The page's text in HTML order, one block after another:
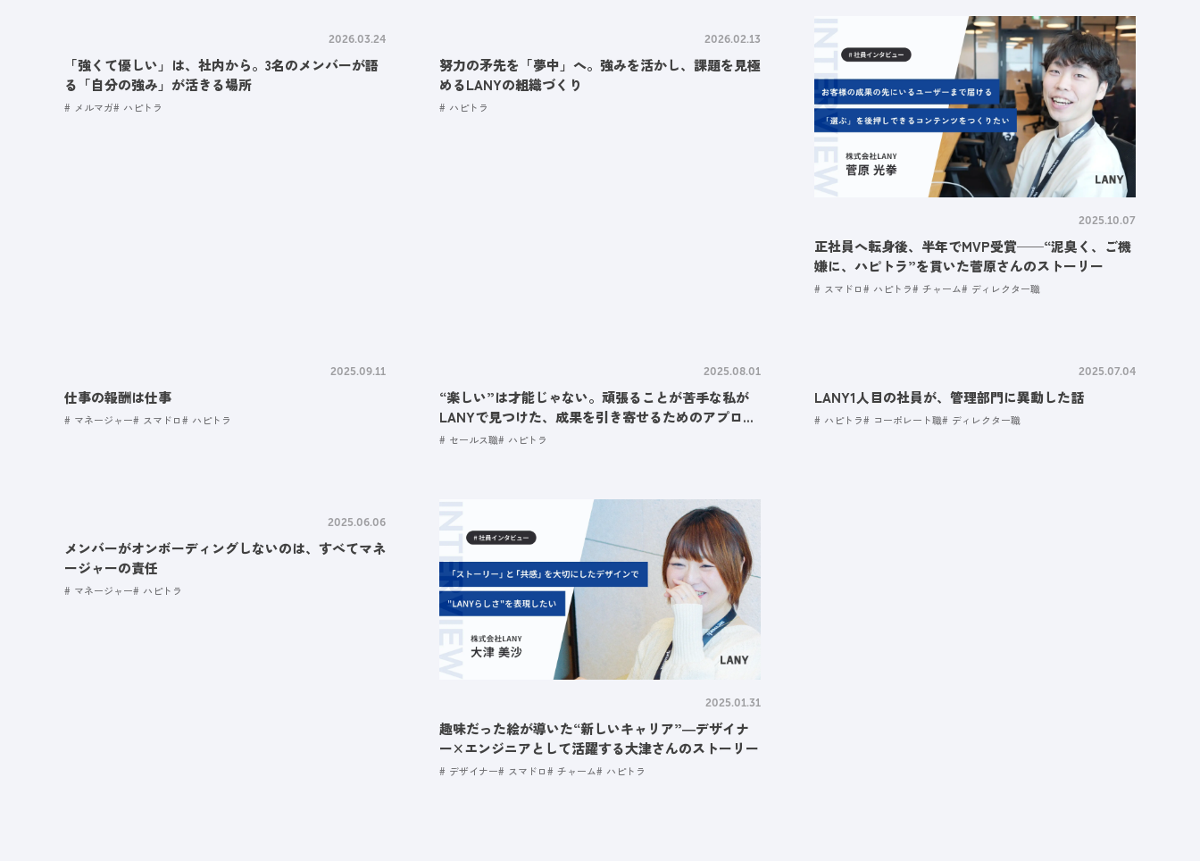
2026.03.24
「強くて優しい」は、社内から。3名のメンバーが語
る「自分の強み」が活きる場所
メルマガ ハピトラ
2026.02.13
努力の矛先を「夢中」へ。強みを活かし、課題を見極
めるLANYの組織づくり
ハピトラ
2025.10.07
正社員へ転身後、半年でMVP受賞──“泥臭く、ご機
嫌に、ハピトラ”を貫いた菅原さんのストーリー
スマドロ ハピトラ チャーム ディレクター職
2025.09.11
仕事の報酬は仕事
マネージャー スマドロ ハピトラ
2025.08.01
“楽しい”は才能じゃない。頑張ることが苦手な私が
LANYで見つけた、成果を引き寄せるためのアプロー
チセールス職 ハピトラ
2025.07.04
LANY1人目の社員が、管理部門に異動した話
ハピトラ コーポレート職 ディレクター職
2025.06.06
メンバーがオンボーディングしないのは、すべてマネ
ージャーの責任
マネージャー ハピトラ
2025.01.31
趣味だった絵が導いた“新しいキャリア”―デザイナ
ー×エンジニアとして活躍する大津さんのストーリー
デザイナー スマドロ チャーム ハピトラ